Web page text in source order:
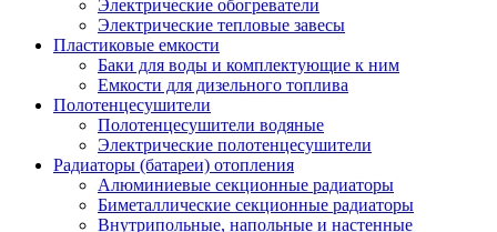
Электрические обогреватели
Электрические тепловые завесы
Пластиковые емкости
Баки для воды и комплектующие к ним
Емкости для дизельного топлива
Полотенцесушители
Полотенцесушители водяные
Электрические полотенцесушители
Радиаторы (батареи) отопления
Алюминиевые секционные радиаторы
Биметаллические секционные радиаторы
Внутрипольные, напольные и настенные